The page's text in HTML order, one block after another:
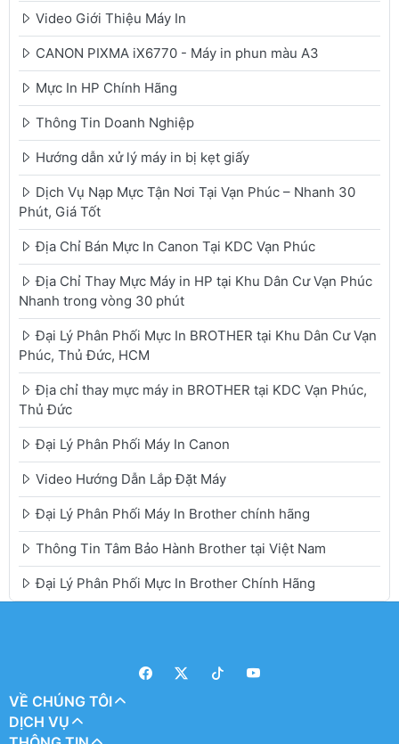
Video Giới Thiệu Máy In
CANON PIXMA iX6770 - Máy in phun màu A3
Mực In HP Chính Hãng
Thông Tin Doanh Nghiệp
Hướng dẫn xử lý máy in bị kẹt giấy
Dịch Vụ Nạp Mực Tận Nơi Tại Vạn Phúc – Nhanh 30
Phút, Giá Tốt
Địa Chỉ Bán Mực In Canon Tại KDC Vạn Phúc
Địa Chỉ Thay Mực Máy in HP tại Khu Dân Cư Vạn Phúc
Nhanh trong vòng 30 phút
Đại Lý Phân Phối Mực In BROTHER tại Khu Dân Cư Vạn
Phúc, Thủ Đức, HCM
Địa chỉ thay mực máy in BROTHER tại KDC Vạn Phúc,
Thủ Đức
Đại Lý Phân Phối Máy In Canon
Video Hướng Dẫn Lắp Đặt Máy
Đại Lý Phân Phối Máy In Brother chính hãng
Thông Tin Tâm Bảo Hành Brother tại Việt Nam
Đại Lý Phân Phối Mực In Brother Chính Hãng
VỀ CHÚNG TÔI
DỊCH VỤ